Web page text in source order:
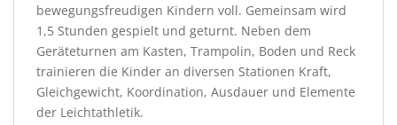
bewegungsfreudigen Kindern voll. Gemeinsam wird
1,5 Stunden gespielt und geturnt. Neben dem
Geräteturnen am Kasten, Trampolin, Boden und Reck
trainieren die Kinder an diversen Stationen Kraft,
Gleichgewicht, Koordination, Ausdauer und Elemente
der Leichtathletik.